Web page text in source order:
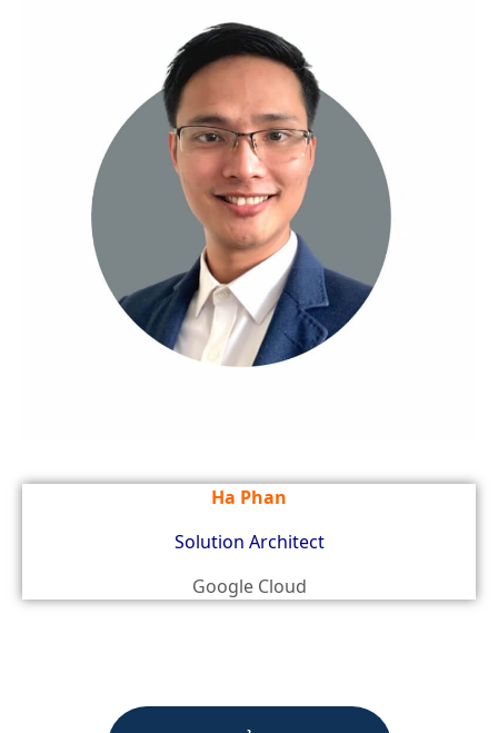
Ha Phan
Solution Architect
Google Cloud